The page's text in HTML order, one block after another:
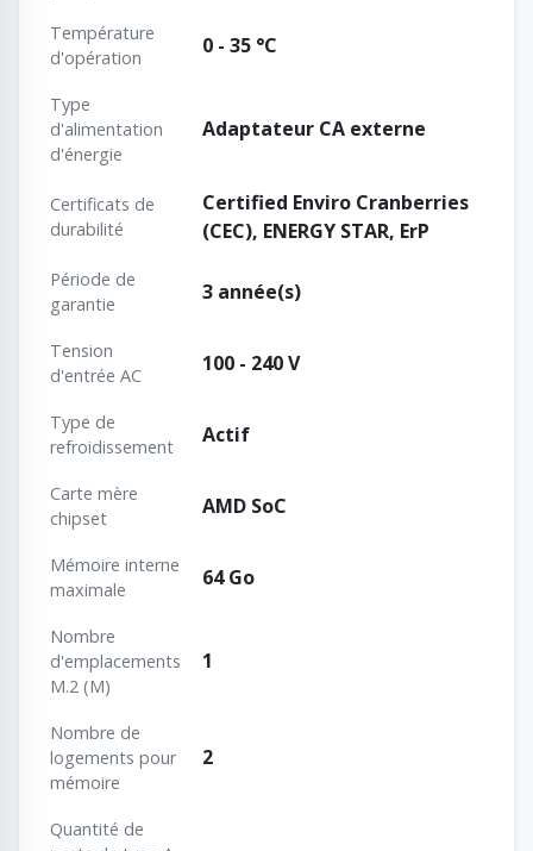
Température
d'opération
0 - 35 °C
Type
d'alimentation
d'énergie
Adaptateur CA externe
Certificats de
durabilité
Certified Enviro Cranberries
(CEC), ENERGY STAR, ErP
Période de
garantie
3 année(s)
Tension
d'entrée AC
100 - 240 V
Type de
refroidissement
Actif
Carte mère
chipset
AMD SoC
Mémoire interne
maximale
64 Go
Nombre
d'emplacements
M.2 (M)
1
Nombre de
logements pour
mémoire
2
Quantité de